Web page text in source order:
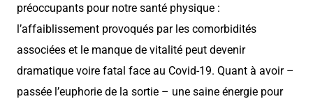
préoccupants pour notre santé physique :
l’affaiblissement provoqués par les comorbidités
associées et le manque de vitalité peut devenir
dramatique voire fatal face au Covid-19. Quant à avoir –
passée l’euphorie de la sortie – une saine énergie pour